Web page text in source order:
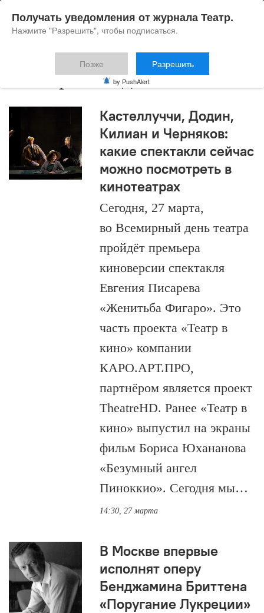
Екатерина Одегова
Кастеллуччи, Додин,
Килиан и Черняков:
какие спектакли сейчас
можно посмотреть в
кинотеатрах
Сегодня, 27 марта,
во Всемирный день театра
пройдёт премьера
киноверсии спектакля
Евгения Писарева
«Женитьба Фигаро». Это
часть проекта «Театр в
кино» компании
КАРО.АРТ.ПРО,
партнёром является проект
TheatreHD. Ранее «Театр в
кино» выпустил на экраны
фильм Бориса Юхананова
«Безумный ангел
Пиноккио». Сегодня мы…
14:30, 27 марта
В Москве впервые
исполнят оперу
Бенджамина Бриттена
«Поругание Лукреции»
Получать уведомления от журнала Театр.
Нажмите "Разрешить", чтобы подписаться.
Позже Разрешить
by PushAlert